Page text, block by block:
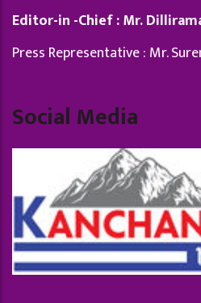
Editor-in -Chief : Mr.
Press Representative : Mr.
Social Media